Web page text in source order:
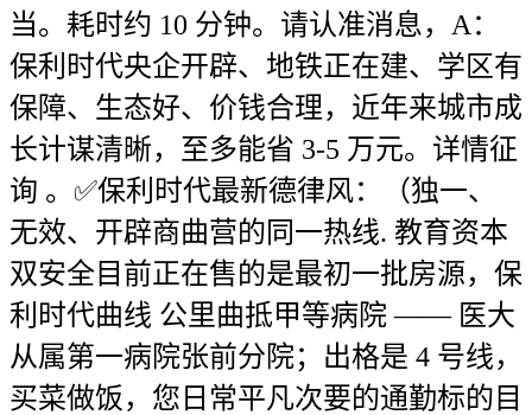
当。耗时约 10 分钟。请认准消息，A：
保利时代央企开辟、地铁正在建、学区有
保障、生态好、价钱合理，近年来城市成
长计谋清晰，至多能省 3-5 万元。详情征
询 。✅保利时代最新德律风：（独一、
无效、开辟商曲营的同一热线. 教育资本
双安全目前正在售的是最初一批房源，保
利时代曲线 公里曲抵甲等病院 —— 医大
从属第一病院张前分院；出格是 4 号线，
买菜做饭，您日常平凡次要的通勤标的目